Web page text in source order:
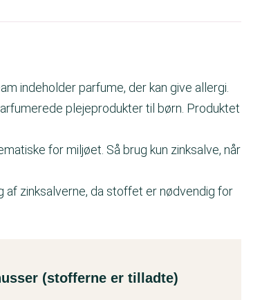
indeholder parfume, der kan give allergi.
plejeprodukter til børn. Produktet
for miljøet. Så brug kun zinksalve, når
af zinksalverne, da stoffet er nødvendig for
(stofferne er tilladte)